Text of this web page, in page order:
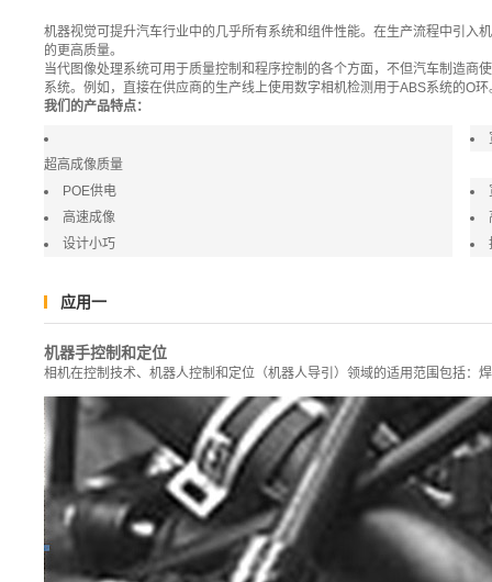
机器视觉可提升汽车行业中的几乎所有系统和组件性能。在生产流程中引入
的更高质量。
当代图像处理系统可用于质量控制和程序控制的各个方面，不但汽车制造商
系统。例如，直接在供应商的生产线上使用数字相机检测用于ABS系统的O
我们的产品特点：
超高成像质量
POE供电
高速成像
设计小巧
应用一
机器手控制和定位
相机在控制技术、机器人控制和定位（机器人导引）领域的适用范围包括：